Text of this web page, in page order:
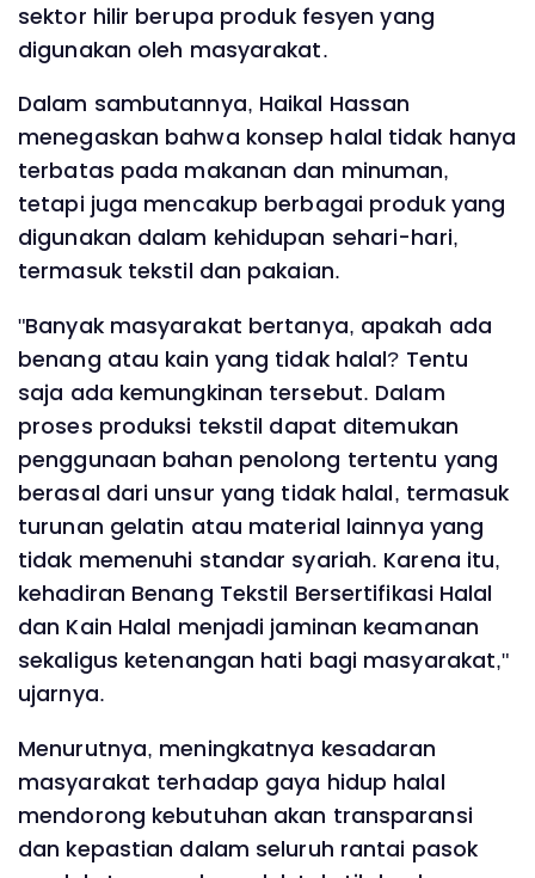
sektor hilir berupa produk fesyen yang
digunakan oleh masyarakat.
Dalam sambutannya, Haikal Hassan
menegaskan bahwa konsep halal tidak hanya
terbatas pada makanan dan minuman,
tetapi juga mencakup berbagai produk yang
digunakan dalam kehidupan sehari-hari,
termasuk tekstil dan pakaian.
"Banyak masyarakat bertanya, apakah ada
benang atau kain yang tidak halal? Tentu
saja ada kemungkinan tersebut. Dalam
proses produksi tekstil dapat ditemukan
penggunaan bahan penolong tertentu yang
berasal dari unsur yang tidak halal, termasuk
turunan gelatin atau material lainnya yang
tidak memenuhi standar syariah. Karena itu,
kehadiran Benang Tekstil Bersertifikasi Halal
dan Kain Halal menjadi jaminan keamanan
sekaligus ketenangan hati bagi masyarakat,"
ujarnya.
Menurutnya, meningkatnya kesadaran
masyarakat terhadap gaya hidup halal
mendorong kebutuhan akan transparansi
dan kepastian dalam seluruh rantai pasok